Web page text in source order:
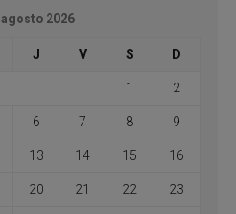
agosto 2026
J V S D
1 2
6 7 8 9
13 14 15 16
20 21 22 23